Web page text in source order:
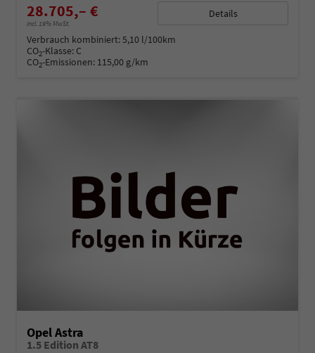
28.705,– €
incl. 19% MwSt.
Details
Verbrauch kombiniert:5,10 l/100km
CO2-Klasse: C
CO2-Emissionen: 115,00 g/km
Opel Astra
1.5 Edition AT8